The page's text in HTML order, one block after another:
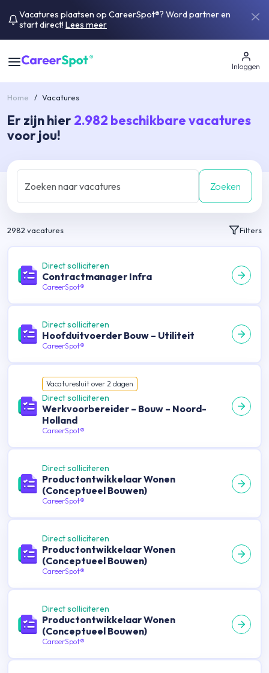
Vacatures plaatsen op CareerSpot®? Word partner en
start direct! Lees meer
Inloggen
Home / Vacatures
Er zijn hier 2.982 beschikbare vacatures
voor jou!
Zoeken
2982 vacatures Filters
Direct solliciteren
Contractmanager Infra
CareerSpot®
Direct solliciteren
Hoofduitvoerder Bouw – Utiliteit
CareerSpot®
Vacaturesluit over 2 dagen
Direct solliciteren
Werkvoorbereider – Bouw – Noord-
Holland
CareerSpot®
Direct solliciteren
Productontwikkelaar Wonen
(Conceptueel Bouwen)
CareerSpot®
Direct solliciteren
Productontwikkelaar Wonen
(Conceptueel Bouwen)
CareerSpot®
Direct solliciteren
Productontwikkelaar Wonen
(Conceptueel Bouwen)
CareerSpot®